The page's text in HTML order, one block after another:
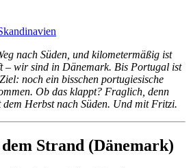
nach Süden, und kilometermäßig ist
– wir sind in Dänemark. Bis Portugal ist
noch ein bisschen portugiesische
Ob das klappt? Fraglich, denn
Herbst nach Süden. Und mit Fritzi.
Strand (Dänemark)